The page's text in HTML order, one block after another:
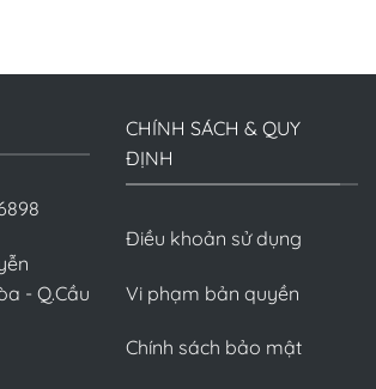
- Q.Cầu
CHÍNH SÁCH & QUY
ĐỊNH
Điều khoản sử dụng
Vi phạm bản quyền
Chính sách bảo mật